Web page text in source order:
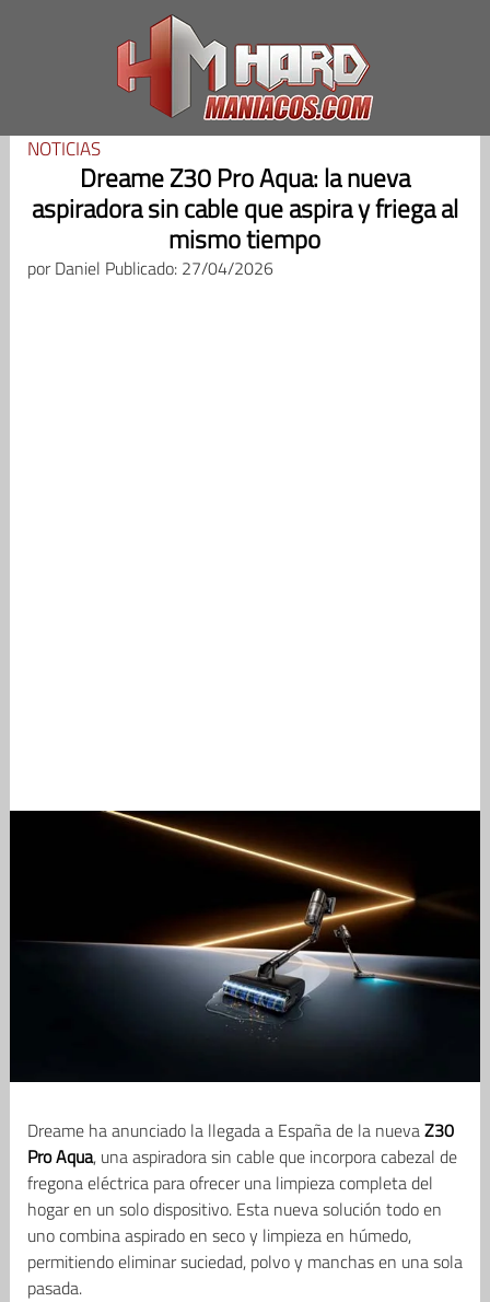
NOTICIAS
Dreame Z30 Pro Aqua: la nueva
aspiradora sin cable que aspira y friega al
mismo tiempo
porDaniel Publicado: 27/04/2026
Dreame ha anunciado la llegada a España de la nuevaZ30
Pro Aqua, una aspiradora sin cable que incorpora cabezal de
fregona eléctrica para ofrecer una limpieza completa del
hogar en un solo dispositivo. Esta nueva solución todo en
uno combina aspirado en seco y limpieza en húmedo,
permitiendo eliminar suciedad, polvo y manchas en una sola
pasada.